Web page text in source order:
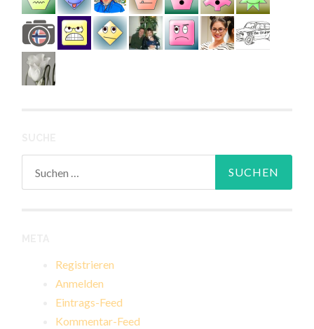
Registrieren
Anmelden
Eintrags-Feed
Kommentar-Feed